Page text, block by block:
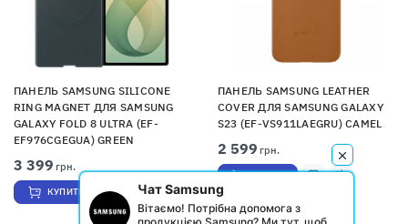
ПАНЕЛЬ SAMSUNG SILICONE
RING MAGNET ДЛЯ SAMSUNG
GALAXY FOLD 8 ULTRA (EF-
EF976CGEGUA) GREEN
3 399 грн.
КУПИТЬ
ПАНЕЛЬ SAMSUNG LEATHER
COVER ДЛЯ SAMSUNG GALAXY
S23 (EF-VS911LAEGRU) CAMEL
2 599 грн.
КУПИТЬ
Чат Samsung
Вітаємо! Потрібна допомога з